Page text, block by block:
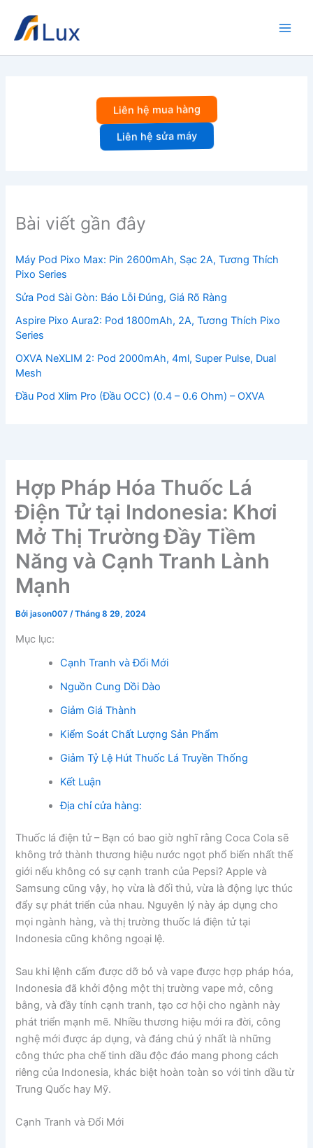
dung
Hợp Pháp Hóa Thuốc Lá
Điện Tử tại Indonesia: Khơi
Mở Thị Trường Đầy Tiềm
Năng và Cạnh Tranh Lành
Mạnh
Bởijason007/Tháng 8 29, 2024
Mục lục:
Cạnh Tranh và Đổi Mới
Nguồn Cung Dồi Dào
Giảm Giá Thành
Kiểm Soát Chất Lượng Sản Phẩm
Giảm Tỷ Lệ Hút Thuốc Lá Truyền Thống
Kết Luận
Địa chỉ cửa hàng:
Thuốc lá điện tử – Bạn có bao giờ nghĩ rằng Coca Cola sẽ
không trở thành thương hiệu nước ngọt phổ biến nhất thế
giới nếu không có sự cạnh tranh của Pepsi? Apple và
Samsung cũng vậy, họ vừa là đối thủ, vừa là động lực thúc
đẩy sự phát triển của nhau. Nguyên lý này áp dụng cho
mọi ngành hàng, và thị trường thuốc lá điện tử tại
Indonesia cũng không ngoại lệ.
Sau khi lệnh cấm được dỡ bỏ và vape được hợp pháp hóa,
Indonesia đã khởi động một thị trường vape mở, công
bằng, và đầy tính cạnh tranh, tạo cơ hội cho ngành này
phát triển mạnh mẽ. Nhiều thương hiệu mới ra đời, công
nghệ mới được áp dụng, và đáng chú ý nhất là những
công thức pha chế tinh dầu độc đáo mang phong cách
riêng của Indonesia, khác biệt hoàn toàn so với tinh dầu từ
Trung Quốc hay Mỹ.
Cạnh Tranh và Đổi Mới
Liên hệ mua hàng
Liên hệ sửa máy
Bài viết gần đây
Máy Pod Pixo Max: Pin 2600mAh, Sạc 2A, Tương Thích
Pixo Series
Sửa Pod Sài Gòn: Báo Lỗi Đúng, Giá Rõ Ràng
Aspire Pixo Aura2: Pod 1800mAh, 2A, Tương Thích Pixo
Series
OXVA NeXLIM 2: Pod 2000mAh, 4ml, Super Pulse, Dual
Mesh
Đầu Pod Xlim Pro (Đầu OCC) (0.4 – 0.6 Ohm) – OXVA